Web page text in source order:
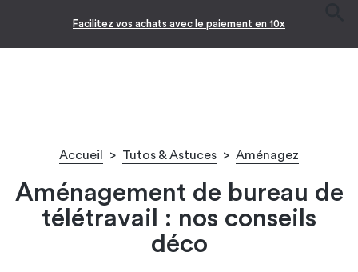
Facilitez vos achats avec le paiement en 10x
Accueil > Tutos & Astuces > Aménagez
Aménagement de bureau de
télétravail : nos conseils
déco